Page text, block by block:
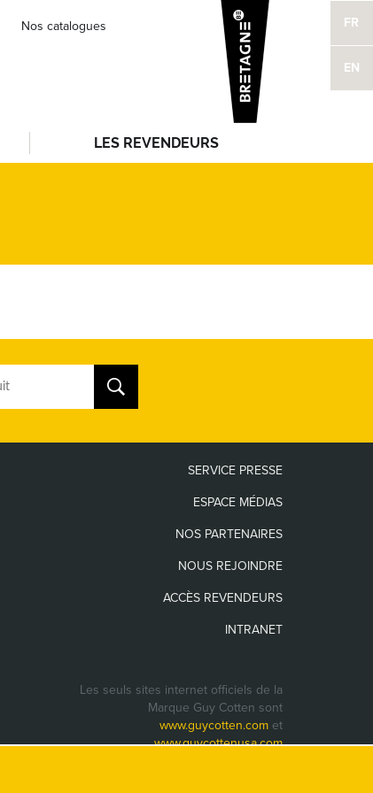
FR
EN
Nos catalogues
LES REVENDEURS
SERVICE PRESSE
ESPACE MÉDIAS
NOS PARTENAIRES
NOUS REJOINDRE
ACCÈS REVENDEURS
INTRANET
Les seuls sites internet officiels de la
Marque Guy Cotten sont
www.guycotten.com et
www.guycottenusa.com